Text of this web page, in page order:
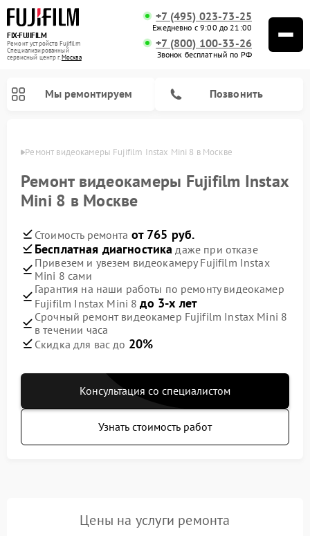
FIX-FUJIFILM
Ремонт устройств Fujifilm
Специализированный
cервисный центр г.Москва
+7 (495) 023-73-25
Ежедневно с 9:00 до 21:00
+7 (800) 100-33-26
Звонок бесплатный по РФ
Мы ремонтируем Позвонить
Ремонт видеокамеры Fujifilm Instax Mini 8 в Москве
Ремонт видеокамеры Fujifilm Instax
Mini 8 в Москве
Стоимость ремонта от 765 руб.
Бесплатная диагностика даже при отказе
Привезем и увезем видеокамеру Fujifilm Instax
Mini 8 сами
Гарантия на наши работы по ремонту видеокамер
Fujifilm Instax Mini 8до 3-х лет
Срочный ремонт видеокамер Fujifilm Instax Mini 8
в течении часа
Скидка для вас до 20%
Консультация со специалистом
Узнать стоимость работ
Цены на услуги ремонта